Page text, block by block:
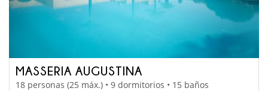
MASSERIA AUGUSTINA
18 personas (25 máx.) • 9 dormitorios • 15 baños